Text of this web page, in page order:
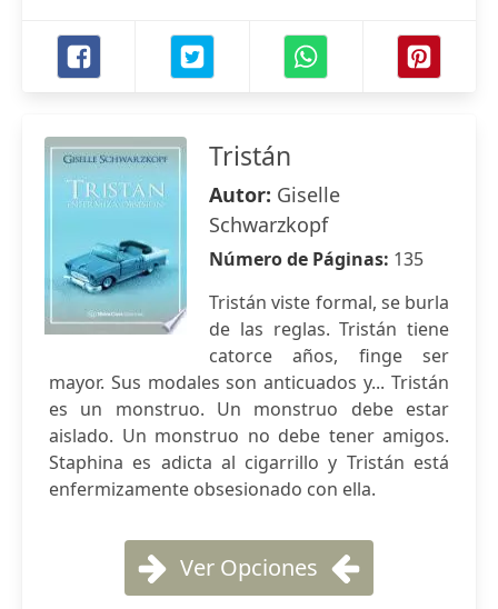
Tristán
Autor: Giselle
Schwarzkopf
Número de Páginas: 135
Tristán viste formal, se burla
de las reglas. Tristán tiene
catorce años, finge ser
mayor. Sus modales son anticuados y... Tristán
es un monstruo. Un monstruo debe estar
aislado. Un monstruo no debe tener amigos.
Staphina es adicta al cigarrillo y Tristán está
enfermizamente obsesionado con ella.
Ver Opciones